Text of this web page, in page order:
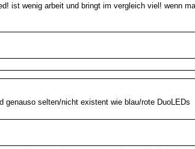
ist wenig arbeit und bringt im vergleich viel! wenn
selten/nicht existent wie blau/rote DuoLEDs